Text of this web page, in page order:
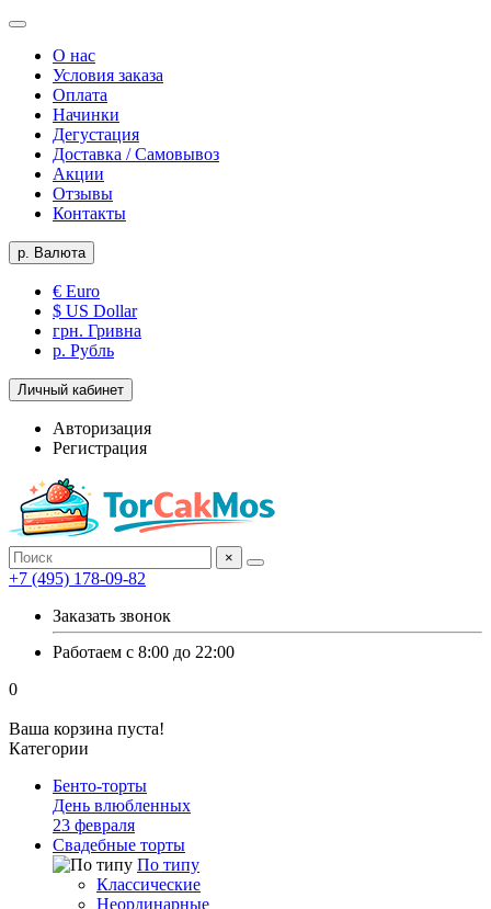
О нас
Условия заказа
Оплата
Начинки
Дегустация
Доставка / Самовывоз
Акции
Отзывы
Контакты
р. Валюта
€ Euro
$ US Dollar
грн. Гривна
р. Рубль
Личный кабинет
Авторизация
Регистрация
×
+7 (495) 178-09-82
Заказать звонок
Работаем с 8:00 до 22:00
0
Ваша корзина пуста!
Категории
Бенто-торты
День влюбленных
23 февраля
Свадебные торты
По типу
Классические
Неординарные